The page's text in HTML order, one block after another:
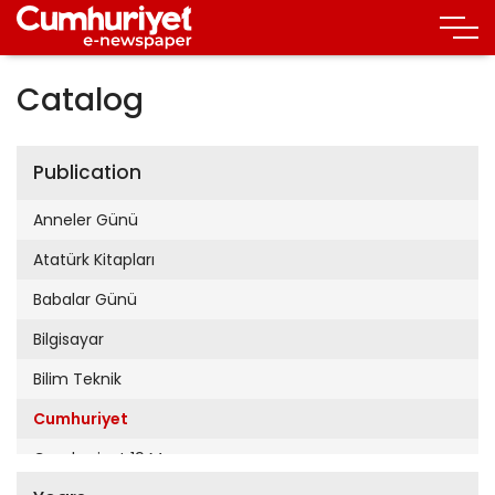
Catalog
Publication
Anneler Günü
Atatürk Kitapları
Babalar Günü
Bilgisayar
Bilim Teknik
Cumhuriyet
Cumhuriyet 19 Mayıs